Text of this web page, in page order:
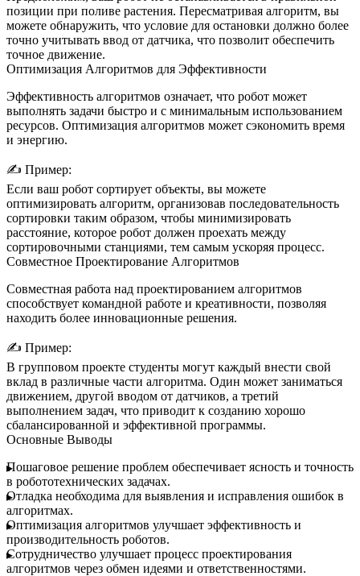
позиции при поливе растения. Пересматривая алгоритм, вы
можете обнаружить, что условие для остановки должно более
точно учитывать ввод от датчика, что позволит обеспечить
точное движение.
Оптимизация Алгоритмов для Эффективности
Эффективность алгоритмов означает, что робот может
выполнять задачи быстро и с минимальным использованием
ресурсов. Оптимизация алгоритмов может сэкономить время
и энергию.
✍️ Пример:
Если ваш робот сортирует объекты, вы можете
оптимизировать алгоритм, организовав последовательность
сортировки таким образом, чтобы минимизировать
расстояние, которое робот должен проехать между
сортировочными станциями, тем самым ускоряя процесс.
Совместное Проектирование Алгоритмов
Совместная работа над проектированием алгоритмов
способствует командной работе и креативности, позволяя
находить более инновационные решения.
✍️ Пример:
В групповом проекте студенты могут каждый внести свой
вклад в различные части алгоритма. Один может заниматься
движением, другой вводом от датчиков, а третий
выполнением задач, что приводит к созданию хорошо
сбалансированной и эффективной программы.
Основные Выводы
Пошаговое решение проблем обеспечивает ясность и точность
в робототехнических задачах.
Отладка необходима для выявления и исправления ошибок в
алгоритмах.
Оптимизация алгоритмов улучшает эффективность и
производительность роботов.
Сотрудничество улучшает процесс проектирования
алгоритмов через обмен идеями и ответственностями.